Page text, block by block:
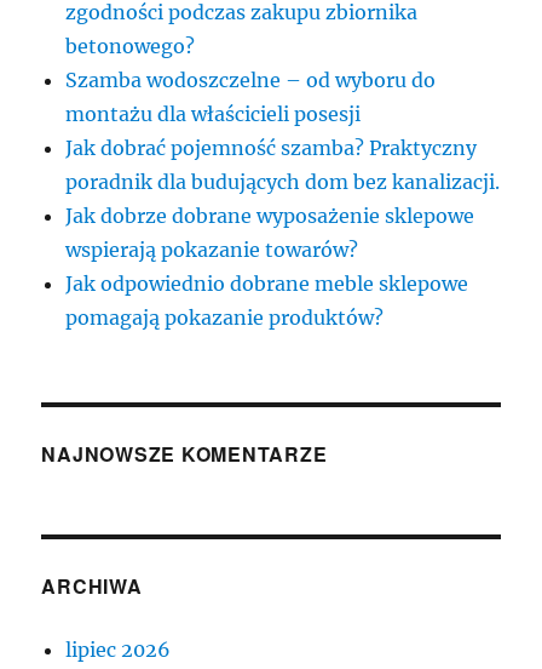
zgodności podczas zakupu zbiornika
betonowego?
Szamba wodoszczelne – od wyboru do
montażu dla właścicieli posesji
Jak dobrać pojemność szamba? Praktyczny
poradnik dla budujących dom bez kanalizacji.
Jak dobrze dobrane wyposażenie sklepowe
wspierają pokazanie towarów?
Jak odpowiednio dobrane meble sklepowe
pomagają pokazanie produktów?
NAJNOWSZE KOMENTARZE
ARCHIWA
lipiec 2026